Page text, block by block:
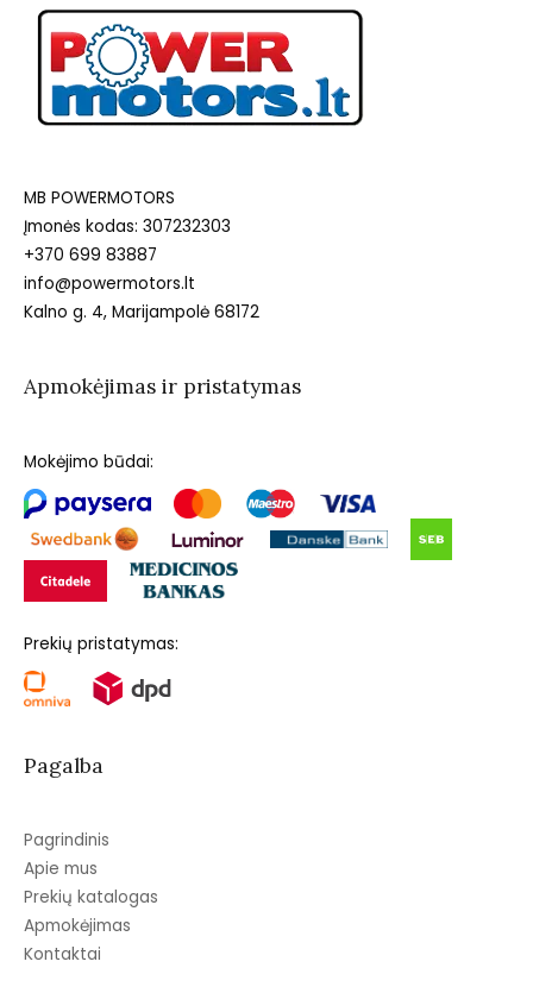
MB POWERMOTORS
Įmonės kodas: 307232303
+370 699 83887
info@powermotors.lt
Kalno g. 4, Marijampolė 68172
Apmokėjimas ir pristatymas
Mokėjimo būdai:
Prekių pristatymas:
Pagalba
Pagrindinis
Apie mus
Prekių katalogas
Apmokėjimas
Kontaktai